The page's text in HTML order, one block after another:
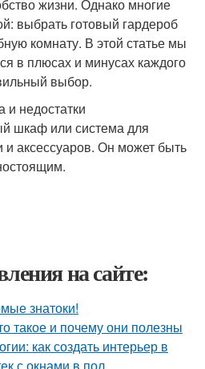
жизни. Однако многие
выбрать готовый гардероб
комнату. В этой статье мы
в плюсах и минусах каждого
выбор.
недостатки
шкаф или система для
аксессуаров. Он может быть
на сайте:
знатоки!
такое и почему они полезны
как создать интерьер в